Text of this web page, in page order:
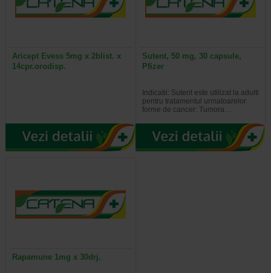
Aricept Evess 5mg x 2blist. x
14cpr.orodisp.
Sutent, 50 mg, 30 capsule,
Pfizer
Indicatii: Sutent este utilizat la adulti
pentru tratamentul urmatoarelor
forme de cancer: Tumora…
Rapamune 1mg x 30drj.